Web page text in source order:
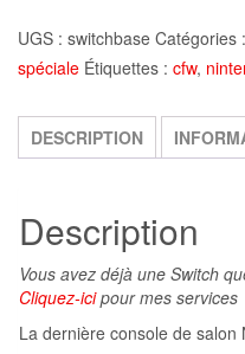
Switch
CFW
UGS : switchbase Catégories :
spéciale Étiquettes : cfw,
DESCRIPTION
Description
Vous avez déjà une Switch
Cliquez-icipour mes services
La dernière console de